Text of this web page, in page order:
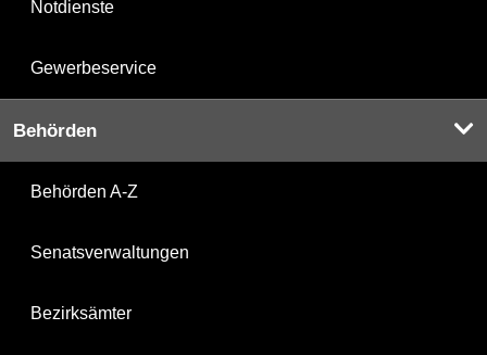
Notdienste
Gewerbeservice
Behörden
Behörden A-Z
Senatsverwaltungen
Bezirksämter